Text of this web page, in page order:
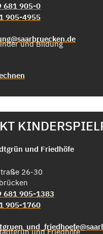
681 905-0
905-4955
und Friedhöfe
26-30
681 905-1383
905-1760